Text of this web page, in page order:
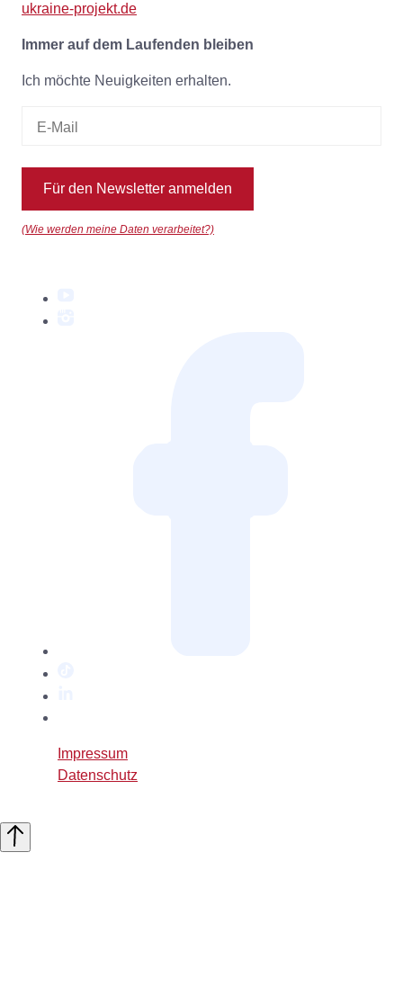
ukraine-projekt.de
Immer auf dem Laufenden bleiben
Ich möchte Neuigkeiten erhalten.
Für den Newsletter anmelden
(Wie werden meine Daten verarbeitet?)
XImpressum
Datenschutz
Nach